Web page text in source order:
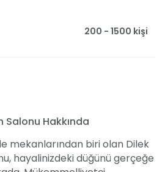
200 - 1500 kişi
Salonu Hakkında
mekanlarından biri olan Dilek
hayalinizdeki düğünü gerçeğe